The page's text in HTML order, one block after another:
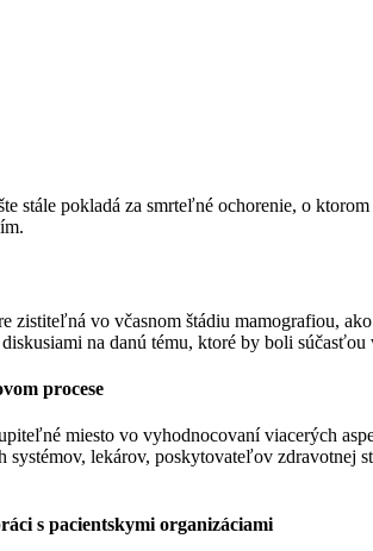
stále pokladá za smrteľné ochorenie, o
zistiteľná vo včasnom štádiu mamografiou,
na danú tému, ktoré by boli
procese
miesto vo vyhodnocovaní viacerých
systémov, lekárov, poskytovateľov
s pacientskymi organizáciami